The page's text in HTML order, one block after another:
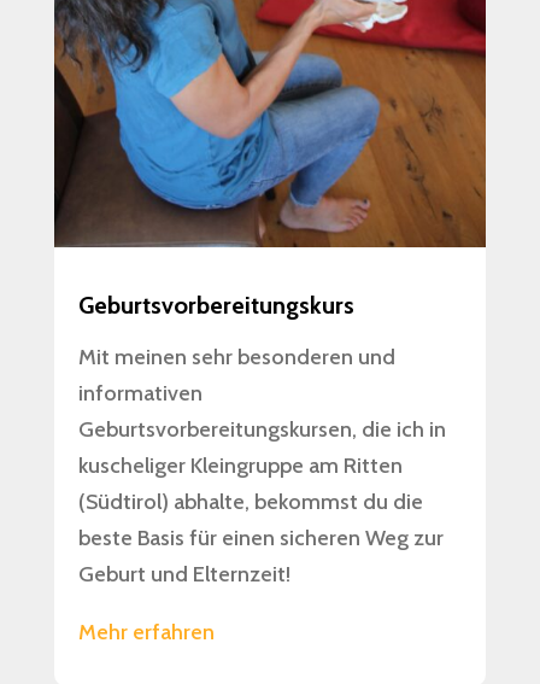
Geburtsvorbereitungskurs
Mit meinen sehr besonderen und
informativen
Geburtsvorbereitungskursen, die ich in
kuscheliger Kleingruppe am Ritten
(Südtirol) abhalte, bekommst du die
beste Basis für einen sicheren Weg zur
Geburt und Elternzeit!
Mehr erfahren